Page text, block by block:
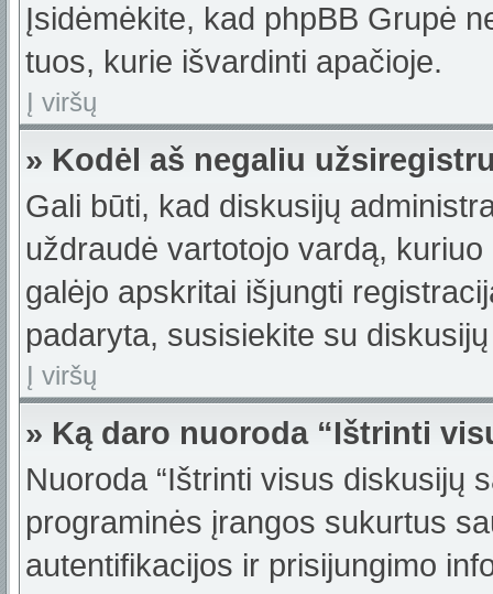
Įsidėmėkite, kad phpBB Grupė
tuos, kurie išvardinti apačioje.
Į viršų
» Kodėl aš negaliu
Gali būti, kad diskusijų
uždraudė vartotojo vardą,
galėjo apskritai išjungti
padaryta, susisiekite su
Į viršų
» Ką daro nuoroda “Ištrinti
Nuoroda “Ištrinti visus diskusijų
programinės įrangos sukurtus
autentifikacijos ir prisijungimo